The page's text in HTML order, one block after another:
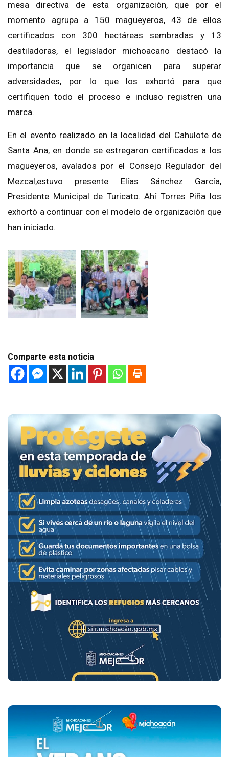
mesa directiva de esta organización, que por el
momento agrupa a 150 magueyeros, 43 de ellos
certificados con 300 hectáreas sembradas y 13
destiladoras, el legislador michoacano destacó la
importancia que se organicen para superar
adversidades, por lo que los exhortó para que
certifiquen todo el proceso e incluso registren una
marca.
En el evento realizado en la localidad del Cahulotede
Santa Ana, en donde se estregaron certificados a los
magueyeros, avalados por el Consejo Regulador del
Mezcal,estuvo presente Elías Sánchez García,
Presidente Municipal de Turicato. Ahí Torres Piña los
exhortó a continuar con el modelo de organización que
han iniciado.
Comparte esta noticia